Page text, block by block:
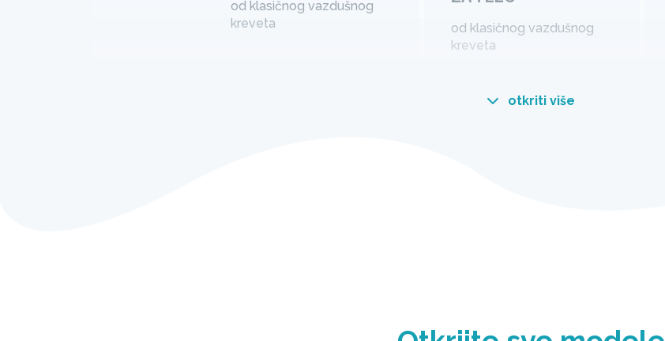
od klasičnog vazdušnog
kreveta
od klasičnog vazdušnog
kreveta
otkriti više
kreveta, ova poliesterska vlakna visoke čvrstoće se ne